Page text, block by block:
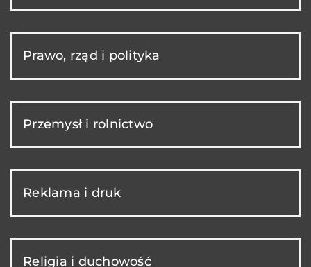
Prawo, rząd i polityka
Przemysł i rolnictwo
Reklama i druk
Religia i duchowość